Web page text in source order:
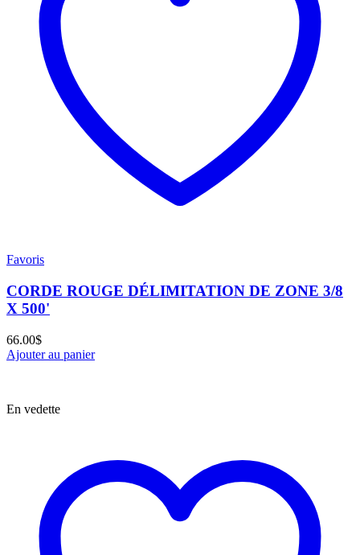
Favoris
CORDE ROUGE DÉLIMITATION DE ZONE 3/8
X 500'
66.00$
Ajouter au panier
En vedette